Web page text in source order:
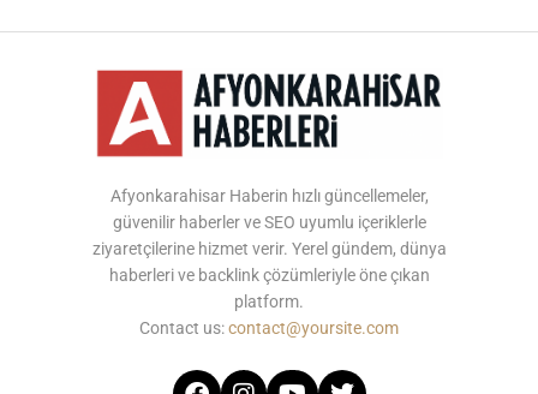
Afyonkarahisar Haberin hızlı güncellemeler,
güvenilir haberler ve SEO uyumlu içeriklerle
ziyaretçilerine hizmet verir. Yerel gündem, dünya
haberleri ve backlink çözümleriyle öne çıkan
platform.
Contact us:contact@yoursite.com